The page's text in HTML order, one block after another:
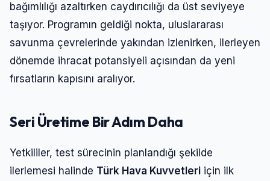
bağımlılığı azaltırken caydırıcılığı da üst seviyeye
taşıyor. Programın geldiği nokta, uluslararası
savunma çevrelerinde yakından izlenirken, ilerleyen
dönemde ihracat potansiyeli açısından da yeni
fırsatların kapısını aralıyor.
Seri Üretime Bir Adım Daha
Yetkililer, test sürecinin planlandığı şekilde
ilerlemesi halinde Türk Hava Kuvvetleri için ilk